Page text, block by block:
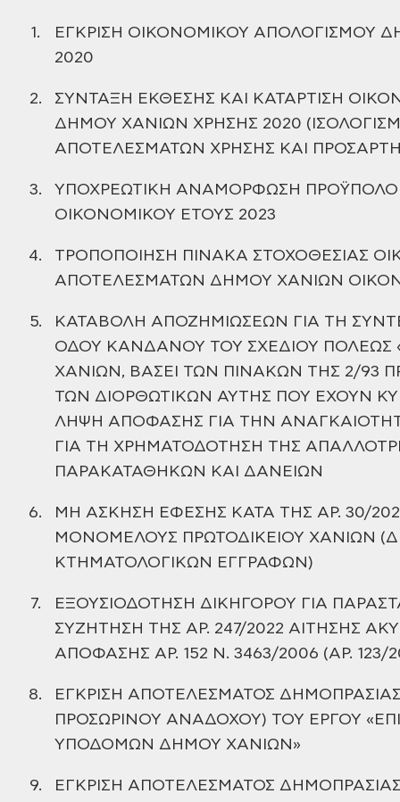
1. ΕΓΚΡΙΣΗ ΟΙΚΟΝΟΜΙΚΟΥ ΑΠΟΛΟΓΙΣΜΟΥ
2020
2.
ΣΥΝΤΑΞΗ ΕΚΘΕΣΗΣ ΚΑΙ ΚΑΤΑΡΤΙΣΗ
ΔΗΜΟΥ ΧΑΝΙΩΝ ΧΡΗΣΗΣ 2020
ΑΠΟΤΕΛΕΣΜΑΤΩΝ ΧΡΗΣΗΣ ΚΑΙ
3.
ΥΠΟΧΡΕΩΤΙΚΗ ΑΝΑΜΟΡΦΩΣΗ
ΟΙΚΟΝΟΜΙΚΟΥ ΕΤΟΥΣ 2023
4.
ΤΡΟΠΟΠΟΙΗΣΗ ΠΙΝΑΚΑ ΣΤΟΧΟΘΕΣΙΑΣ
ΑΠΟΤΕΛΕΣΜΑΤΩΝ ΔΗΜΟΥ ΧΑΝΙΩΝ
5. ΚΑΤΑΒΟΛΗ ΑΠΟΖΗΜΙΩΣΕΩΝ ΓΙΑ ΤΗ
ΟΔΟΥ ΚΑΝΔΑΝΟΥ ΤΟΥ ΣΧΕΔΙΟΥ ΠΟΛΕΩΣ
ΧΑΝΙΩΝ, ΒΑΣΕΙ ΤΩΝ ΠΙΝΑΚΩΝ ΤΗΣ 2/93
ΤΩΝ ΔΙΟΡΘΩΤΙΚΩΝ ΑΥΤΗΣ ΠΟΥ ΕΧΟΥΝ
ΛΗΨΗ ΑΠΟΦΑΣΗΣ ΓΙΑ ΤΗΝ
ΓΙΑ ΤΗ ΧΡΗΜΑΤΟΔΟΤΗΣΗ ΤΗΣ
ΠΑΡΑΚΑΤΑΘΗΚΩΝ ΚΑΙ ΔΑΝΕΙΩΝ
6. ΜΗ ΑΣΚΗΣΗ ΕΦΕΣΗΣ ΚΑΤΑ ΤΗΣ ΑΡ. 30/
ΜΟΝΟΜΕΛΟΥΣ ΠΡΩΤΟΔΙΚΕΙΟΥ ΧΑΝΙΩΝ
ΚΤΗΜΑΤΟΛΟΓΙΚΩΝ
ΕΓΓΡΑΦΩΝ)
7. ΕΞΟΥΣΙΟΔΟΤΗΣΗ ΔΙΚΗΓΟΡΟΥ ΓΙΑ
ΣΥΖΗΤΗΣΗ ΤΗΣ ΑΡ. 247/2022 ΑΙΤΗΣΗΣ
ΑΠΟΦΑΣΗΣ ΑΡ. 152 Ν. 3463/2006 (ΑΡ. 123/
8. ΕΓΚΡΙΣΗ ΑΠΟΤΕΛΕΣΜΑΤΟΣ
ΠΡΟΣΩΡΙΝΟΥ ΑΝΑΔΟΧΟΥ) ΤΟΥ ΕΡΓΟΥ
ΥΠΟΔΟΜΩΝ ΔΗΜΟΥ ΧΑΝΙΩΝ»
9. ΕΓΚΡΙΣΗ ΑΠΟΤΕΛΕΣΜΑΤΟΣ